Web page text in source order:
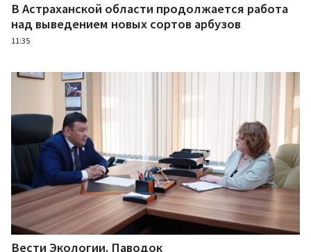
В Астраханской области продолжается работа
над выведением новых сортов арбузов
11:35
Вести Экологии. Паводок